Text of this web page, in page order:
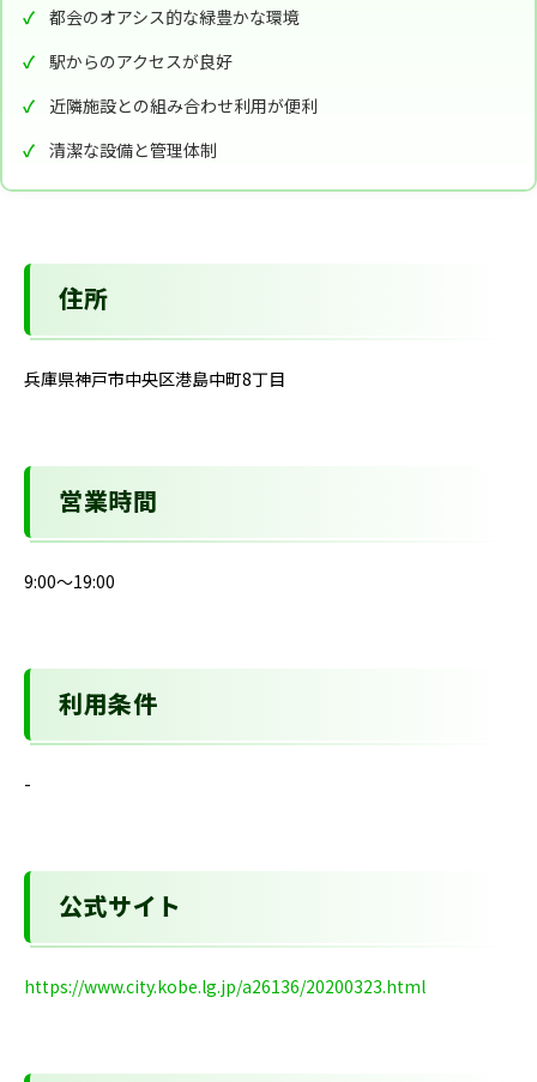
都会のオアシス的な緑豊かな環境
駅からのアクセスが良好
近隣施設との組み合わせ利用が便利
清潔な設備と管理体制
住所
兵庫県神戸市中央区港島中町8丁目
営業時間
9:00～19:00
利用条件
-
公式サイト
https://www.city.kobe.lg.jp/a26136/20200323.html